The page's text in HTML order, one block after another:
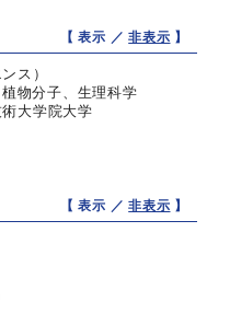
【 表示 ／非表示 】
ス）
物分子、生理科学
大学院大学
【 表示 ／非表示 】